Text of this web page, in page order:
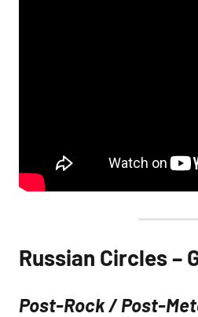
Russian Circles –
Post-Rock / Post-